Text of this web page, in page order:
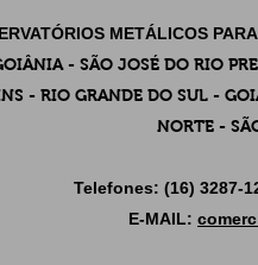
METÁLICOS
- SÃO JOSÉ DO RIO
- RIO GRANDE DO SUL -
NORTE -
Telefones: (16) 3287-
E-MAIL: